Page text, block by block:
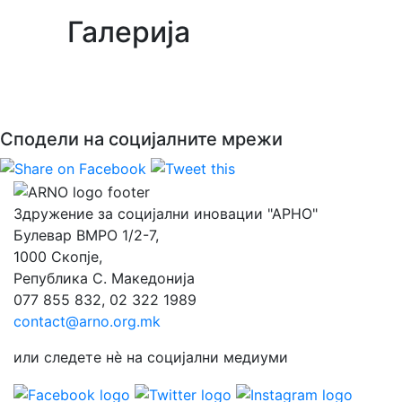
Галерија
Сподели на социјалните мрежи
Здружение за социјални иновации "АРНО"
Булевар ВМРО 1/2-7,
1000 Скопје,
Република С. Македонија
077 855 832, 02 322 1989
contact@arno.org.mk
или следете нѐ на социјални медиуми